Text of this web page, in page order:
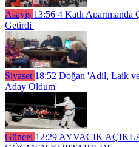
Asayiş 13:56 4 Katlı Apartmanda
Getirdi
Siyaset 18:52 Doğan 'Adil, Laik
Aday Oldum'
Güncel 12:29 AYVACIK